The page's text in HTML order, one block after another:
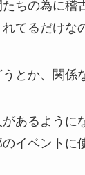
ちの為に稽
てるだけな
とか、関係
あるように
イベントに